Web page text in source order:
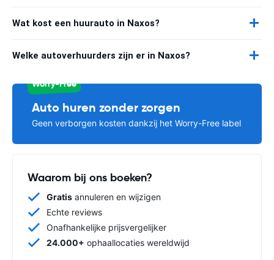
Wat kost een huurauto in Naxos?
Welke autoverhuurders zijn er in Naxos?
Worry-Free
Auto huren zonder zorgen
Geen verborgen kosten dankzij het Worry-Free label
Waarom bij ons boeken?
Gratis annuleren en wijzigen
Echte reviews
Onafhankelijke prijsvergelijker
24.000+ ophaallocaties wereldwijd